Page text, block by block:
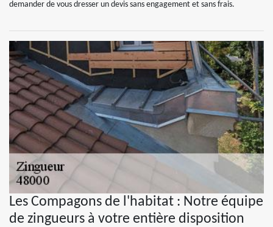
demander de vous dresser un devis sans engagement et sans frais.
Les Compagons de l'habitat : Notre équipe
de zingueurs à votre entière disposition